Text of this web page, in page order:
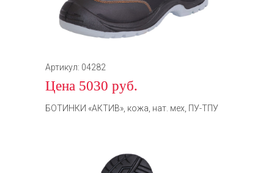
Артикул: 04282
Цена 5030 руб.
БОТИНКИ «АКТИВ», кожа, нат. мех, ПУ-ТПУ